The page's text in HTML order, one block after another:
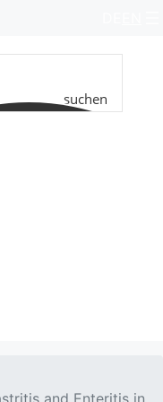
suchen
and Enteritis in